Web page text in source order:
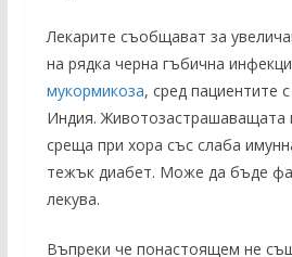
Лекарите съобщават за
на рядка черна гъбична
мукормикоза, сред пациентите с
Индия. Животозастрашаващата
среща при хора със слаба
тежък диабет. Може да бъде
лекува.
Въпреки че понастоящем не